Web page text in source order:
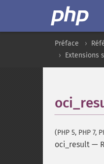
Préface
Extensions
(PHP 5, PHP 7,
oci_result —